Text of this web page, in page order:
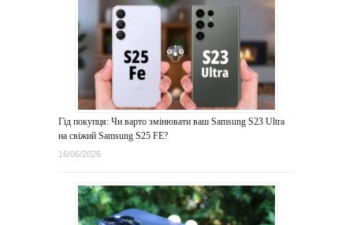
Гід покупця: Чи варто змінювати ваш Samsung S23 Ultra
на свіжий Samsung S25 FE?
16/06/2026